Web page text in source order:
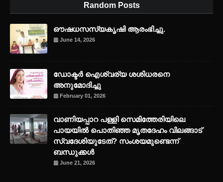
Random Posts
ഔഷധസസ്യകൃഷി ആരംഭിച്ചു.
June 14, 2026
ഡോക്ടർ ഐശ്വര്യ ശശിധരനെ
അനുമോദിച്ചു
February 01, 2026
വാണിയപ്പാറ പള്ളി സെമിത്തേരിയിലെ
പായയിൽ പൊതിഞ്ഞ മൃതദേഹം വിലങ്ങാട്
സ്വദേശിയുടേത്? സംശയമുണ്ടെന്ന്
ബന്ധുക്കൾ
June 21, 2026